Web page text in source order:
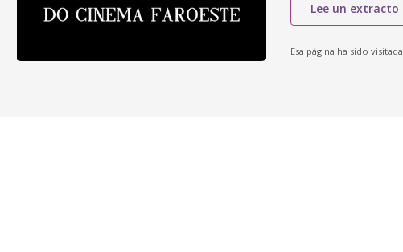
Lee un extracto
Esa página ha sido visitada